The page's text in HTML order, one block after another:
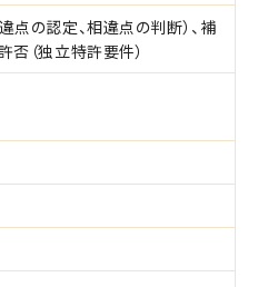
点の認定、相違点の判断）、補
否（独立特許要件）